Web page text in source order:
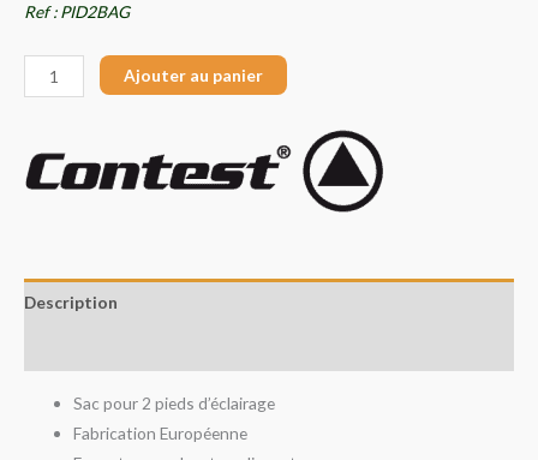
Ref : PID2BAG
Ajouter au panier
Description
Sac pour 2 pieds d’éclairage
Fabrication Européenne